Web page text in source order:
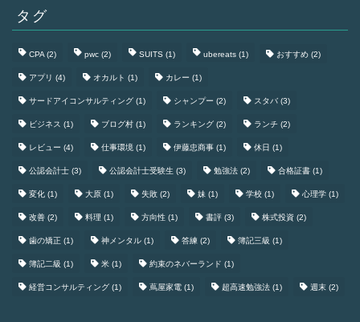
タグ
CPA (2) pwc (2) SUITS (1) ubereats (1) おすすめ (2)
アプリ (4) オカルト (1) カレー (1)
サードアイコンサルティング (1) シャンプー (2) スタバ (3)
ビジネス (1) ブログ村 (1) ランキング (2) ランチ (2)
レビュー (4) 仕事環境 (1) 伊藤忠商事 (1) 休日 (1)
公認会計士 (3) 公認会計士受験生 (3) 勉強法 (2) 合格証書 (1)
変化 (1) 大原 (1) 失敗 (2) 妹 (1) 学校 (1) 心理学 (1)
改善 (2) 料理 (1) 方向性 (1) 書評 (3) 株式投資 (2)
歯の矯正 (1) 神メンタル (1) 答練 (2) 簿記三級 (1)
簿記二級 (1) 米 (1) 約束のネバーランド (1)
経営コンサルティング (1) 蔦屋家電 (1) 超高速勉強法 (1) 週末 (2)